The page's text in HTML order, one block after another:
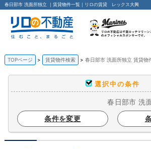
春日部市 洗面所独立 ｜賃貸物件一覧｜リロの賃貸 レックス大興
TOPページ 賃貸物件検索 春日部市 洗面所独立 賃貸物
選択中の条件
春日部市 洗
条件を変更